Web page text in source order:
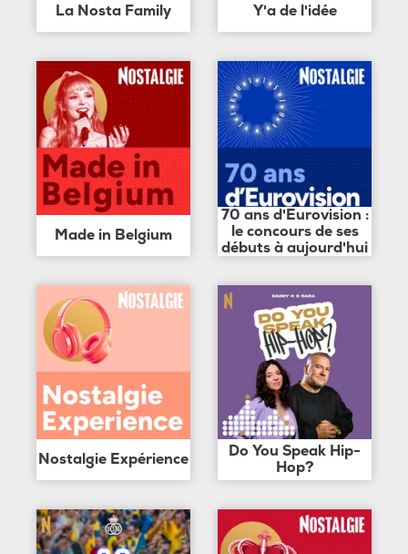
La Nosta Family Y'a de l'idée
Made in Belgium
70 ans d'Eurovision :
le concours de ses
débuts à aujourd'hui
Nostalgie Expérience
Do You Speak Hip-
Hop?